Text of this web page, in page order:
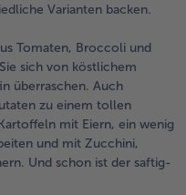
Varianten backen.
Tomaten, Broccoli und
sich von köstlichem
überraschen. Auch
zu einem tollen
mit Eiern, ein wenig
und mit Zucchini,
Und schon ist der saftig-